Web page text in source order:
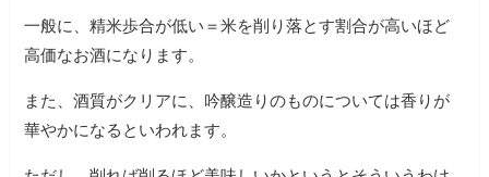
一般に、精米歩合が低い＝米を削り落とす割合が高いほど
高価なお酒になります。
また、酒質がクリアに、吟醸造りのものについては香りが
華やかになるといわれます。